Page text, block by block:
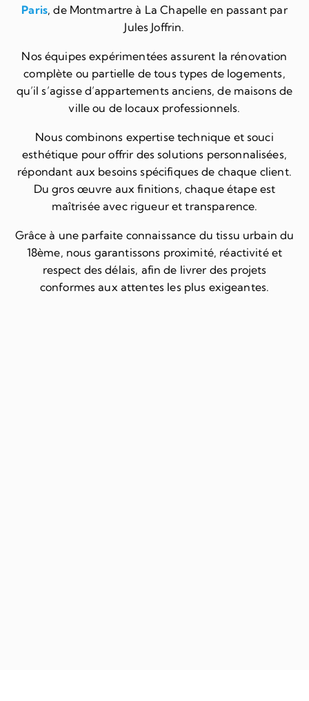
Paris, de Montmartre à La Chapelle en passant par
Jules Joffrin.
Nos équipes expérimentées assurent la rénovation
complète ou partielle de tous types de logements,
qu’il s’agisse d’appartements anciens, de maisons de
ville ou de locaux professionnels.
Nous combinons expertise technique et souci
esthétique pour offrir des solutions personnalisées,
répondant aux besoins spécifiques de chaque client.
Du gros œuvre aux finitions, chaque étape est
maîtrisée avec rigueur et transparence.
Grâce à une parfaite connaissance du tissu urbain du
18ème, nous garantissons proximité, réactivité et
respect des délais, afin de livrer des projets
conformes aux attentes les plus exigeantes.